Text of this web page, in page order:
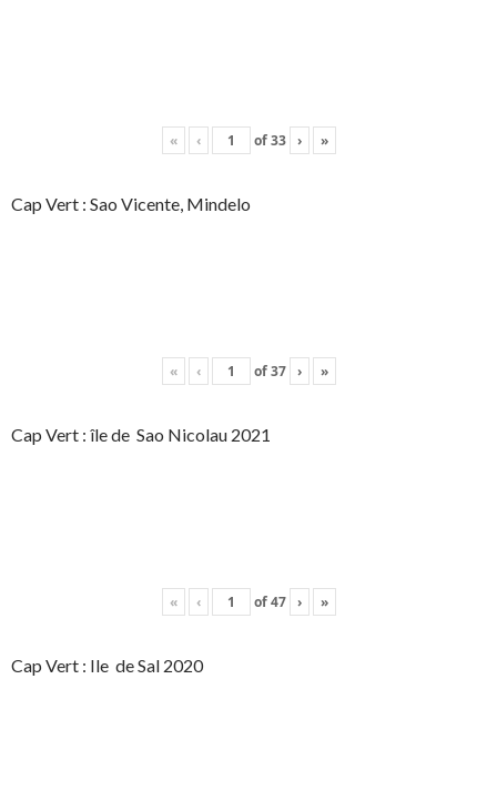
« ‹ of33 › »
Cap Vert : Sao Vicente, Mindelo
« ‹ of37 › »
Cap Vert : île de Sao Nicolau 2021
« ‹ of47 › »
Cap Vert : Ile de Sal 2020